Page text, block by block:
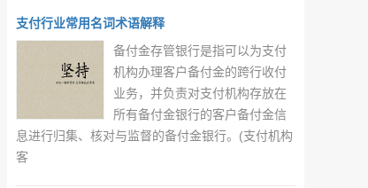
支付行业常用名词术语解释
备付金存管银行是指可以为支付
机构办理客户备付金的跨行收付
业务，并负责对支付机构存放在
所有备付金银行的客户备付金信
息进行归集、核对与监督的备付金银行。(支付机构
客